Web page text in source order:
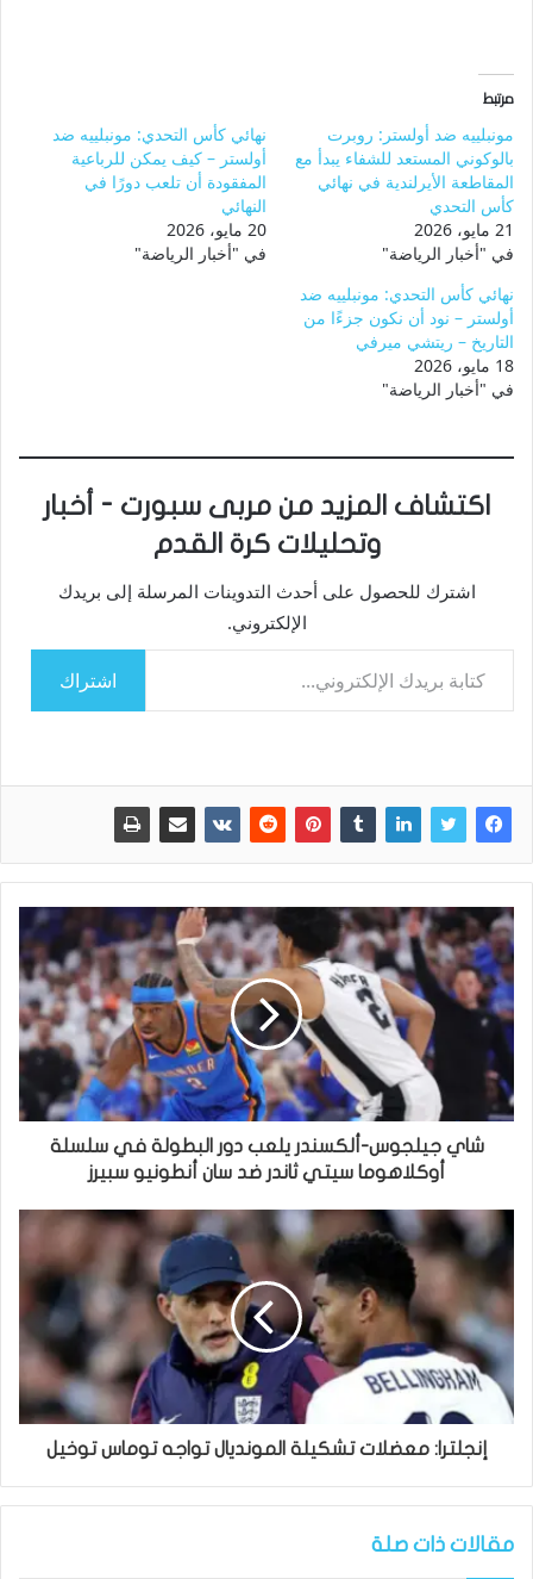
مرتبط
مونبلييه ضد أولستر: روبرت
بالوكوني المستعد للشفاء يبدأ مع
المقاطعة الأيرلندية في نهائي
كأس التحدي
21 مايو، 2026
في "أخبار الرياضة"
نهائي كأس التحدي: مونبلييه ضد
أولستر – كيف يمكن للرباعية
المفقودة أن تلعب دورًا في
النهائي
20 مايو، 2026
في "أخبار الرياضة"
نهائي كأس التحدي: مونبلييه ضد
أولستر – نود أن نكون جزءًا من
التاريخ – ريتشي ميرفي
18 مايو، 2026
في "أخبار الرياضة"
اكتشاف المزيد من مربى سبورت - أخبار
وتحليلات كرة القدم
اشترك للحصول على أحدث التدوينات المرسلة إلى بريدك
الإلكتروني.
كتابة بريدك الإلكتروني...
اشتراك
شاي جيلجوس-ألكسندر يلعب دور البطولة في سلسلة
أوكلاهوما سيتي ثاندر ضد سان أنطونيو سبيرز
إنجلترا: معضلات تشكيلة المونديال تواجه توماس توخيل
مقالات ذات صلة